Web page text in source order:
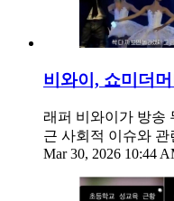
비와이, 쇼미더
래퍼 비와이가 방송
근 사회적 이슈와
Mar 30, 2026 10:44